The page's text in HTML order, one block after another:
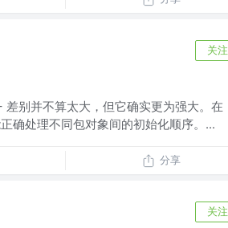
关注
别并不算太大，但它确实更为强大。在
确处理不同包对象间的初始化顺序。...
分享
关注